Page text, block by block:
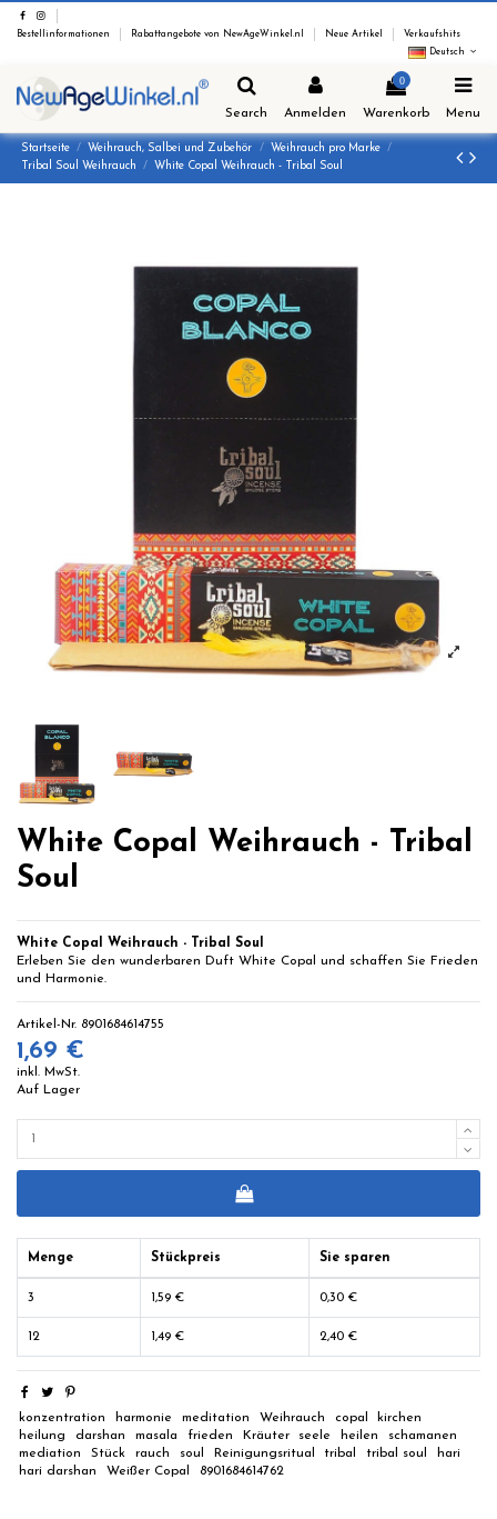
Bestellinformationen Rabattangebote von NewAgeWinkel.nl Neue Artikel
Verkaufshits
Deutsch
Search Anmelden
0
Warenkorb Menu
Startseite Weihrauch, Salbei und Zubehör
Weihrauch pro Marke
Tribal Soul Weihrauch
White Copal Weihrauch - Tribal Soul
White Copal Weihrauch - Tribal
Soul
White Copal Weihrauch - Tribal Soul
Erleben Sie den wunderbaren Duft White Copal und schaffen Sie Frieden
und Harmonie.
Artikel-Nr. 8901684614755
1,69 €
inkl. MwSt.
Auf Lager
Menge Stückpreis Sie sparen
3 1,59 € 0,30 €
12 1,49 € 2,40 €
konzentration harmonie meditation Weihrauch copal
kirchen
heilung
darshan masala frieden Kräuter seele heilen
schamanen
mediation
Stück rauch soul Reinigungsritual tribal tribal soul
hari
hari darshan
Weißer Copal 8901684614762